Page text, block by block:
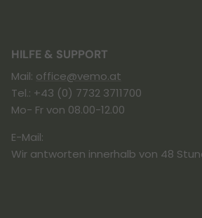
HILFE & SUPPORT
Mail: office@vemo.at
Tel.: +43 (0) 7732 3711700
Mo- Fr von 08.00-12.00
E-Mail:
Wir antworten innerhalb von 48